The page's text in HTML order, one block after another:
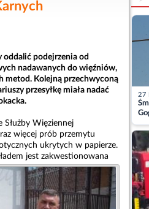
oddalić podejrzenia od
nadawanych do więźniów,
metod. Kolejną przechwyconą
przesyłkę miała nadać
Służby Więziennej
więcej prób przemytu
ukrytych w papierze.
jest zakwestionowana
27